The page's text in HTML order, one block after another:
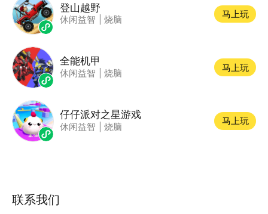
登山越野
休闲益智 烧脑
马上玩
全能机甲
休闲益智 烧脑
马上玩
仔仔派对之星游戏
休闲益智 烧脑
马上玩
联系我们